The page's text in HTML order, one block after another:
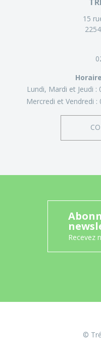
15
Lundi, Mardi et Jeudi :
Mercredi et Vendredi :
Recevez
©